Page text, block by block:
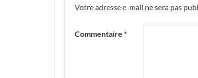
Votre adresse e-mail ne sera pas
Commentaire *